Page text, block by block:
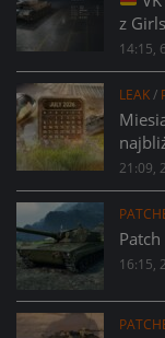
z
14:15,
LEAK/
21:09,
16:15,